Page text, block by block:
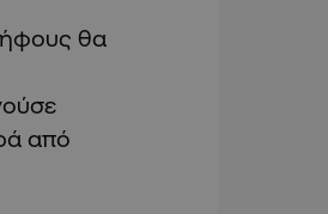
θα
από